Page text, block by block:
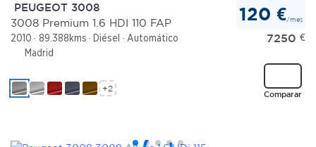
PEUGEOT 3008
3008 Premium 1.6 HDI 110 FAP
2010 89.388kms Diésel
Automático
Madrid
120 €/mes
7250 €
Comparar
+2